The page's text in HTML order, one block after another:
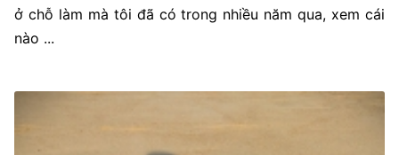
ở chỗ làm mà tôi đã có trong nhiều năm qua, xem cái
nào ...